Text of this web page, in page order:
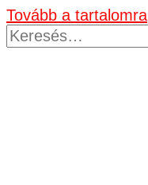
Tovább a tartalomra
Keresés: